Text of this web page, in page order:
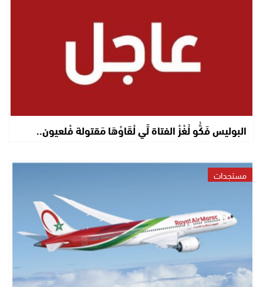
البوليس فَكُّو لُغْزْ الفتاة لِّي لْقَاوْهَا مَقتولة فْلعيون..
مستجدات